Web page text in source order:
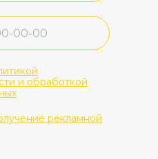
и обработкой
рекламной